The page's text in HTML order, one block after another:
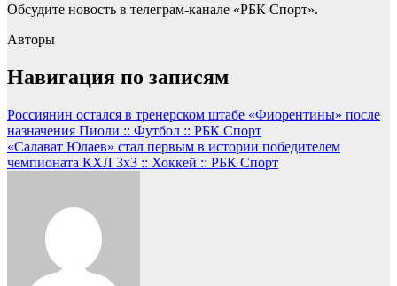
Обсудите новость в телеграм-канале «РБК Спорт».
Авторы
Навигация по записям
Россиянин остался в тренерском штабе «Фиорентины» после
назначения Пиоли :: Футбол :: РБК Спорт
«Салават Юлаев» стал первым в истории победителем
чемпионата КХЛ 3х3 :: Хоккей :: РБК Спорт